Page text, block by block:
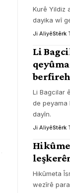
Kurê Yildiz
dayika wî
Ji AliyêStêrk
Li
Li Bagcilar
de peyama
dayîn.
Ji AliyêStêrk
Hikûmeta
wezîrê